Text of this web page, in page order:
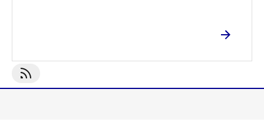
S'abonner À Livre Dartiste